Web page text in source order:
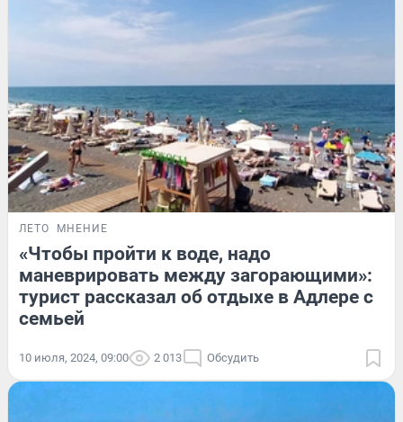
ЛЕТО МНЕНИЕ
«Чтобы пройти к воде, надо
маневрировать между загорающими»:
турист рассказал об отдыхе в Адлере с
семьей
10 июля, 2024, 09:00 2 013 Обсудить